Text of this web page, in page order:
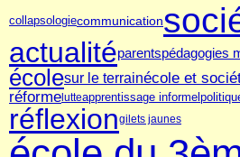
collapsologiecommunication
actualitéparentspédagogies
écolesur le terrainécole et
réformelutteapprentissage informel
réflexiongilets jaunes